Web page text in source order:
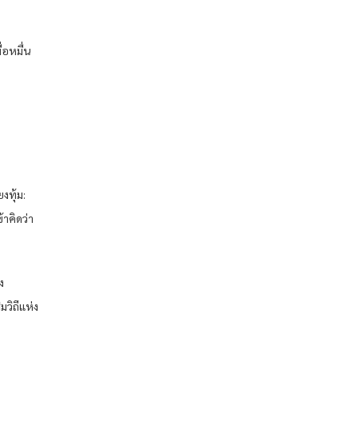
อหมื่น
งทุ้ม:
คิดว่า
วิถีแห่ง